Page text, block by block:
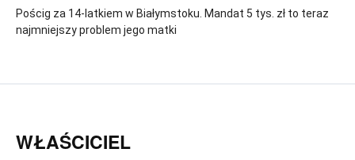
Pościg za 14-latkiem w Białymstoku. Mandat 5 tys. zł to teraz
najmniejszy problem jego matki
WŁAŚCICIEL